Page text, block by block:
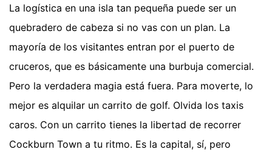
La logística en una isla tan pequeña puede ser un
quebradero de cabeza si no vas con un plan. La
mayoría de los visitantes entran por el puerto de
cruceros, que es básicamente una burbuja comercial.
Pero la verdadera magia está fuera. Para moverte, lo
mejor es alquilar un carrito de golf. Olvida los taxis
caros. Con un carrito tienes la libertad de recorrer
Cockburn Town a tu ritmo. Es la capital, sí, pero